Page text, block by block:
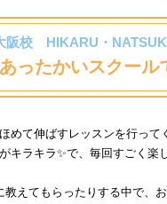
阪校 HIKARU・
あったかいスクール
て伸ばすレッスンを行って
ラキラ✨で、毎回すごく楽
えてもらったりする中で、